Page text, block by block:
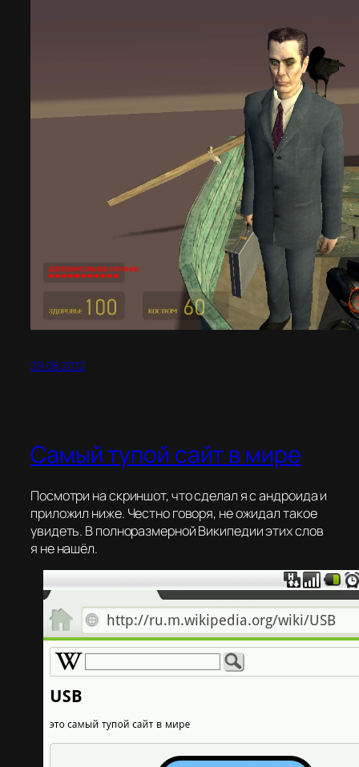
29.06.2012
Самый тупой сайт в мире
Посмотри на скриншот, что сделал я с андроида и
приложил ниже. Честно говоря, не ожидал такое
увидеть. В полноразмерной Википедии этих слов
я не нашёл.